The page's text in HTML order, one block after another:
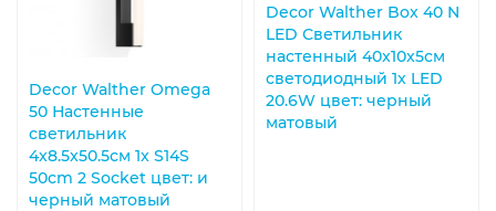
Decor Walther Omega
50 Настенные
светильник
4x8.5x50.5см 1x S14S
50cm 2 Socket цвет: и
черный матовый
Decor Walther Box 40 N
LED Светильник
настенный 40x10x5см
светодиодный 1x LED
20.6W цвет: черный
матовый